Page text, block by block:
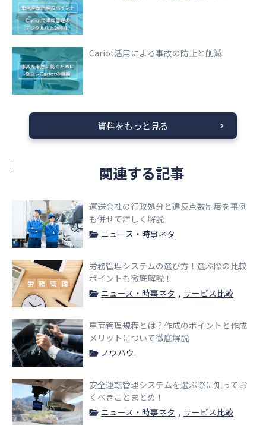
Cariot活用による事故の防止と削減
資料をもっと見る
関連する記事
運送会社の行政処分と違反点数制度を事例
も併せて詳しく解説
ニュース・時事ネタ
労務管理システムの選び方！選ぶ際の比較
ポイントも徹底解説！
ニュース・時事ネタ
サービス比較
車両管理規程とは？作成のポイントと作成
メリットについて徹底解説
ノウハウ
安全運転管理システムを選ぶ際に知ってお
くべきことまとめ！
ニュース・時事ネタ
サービス比較